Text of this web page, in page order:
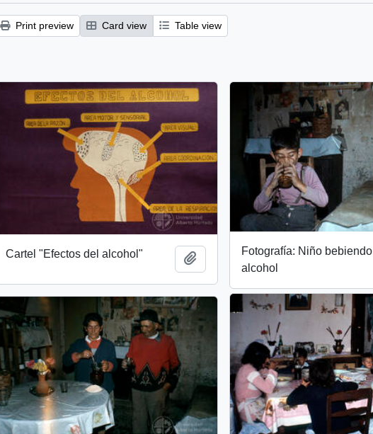
Print preview Card view Table view
Cartel "Efectos del alcohol" Add to clipboard
Fotografía: Niño bebiendo
alcohol